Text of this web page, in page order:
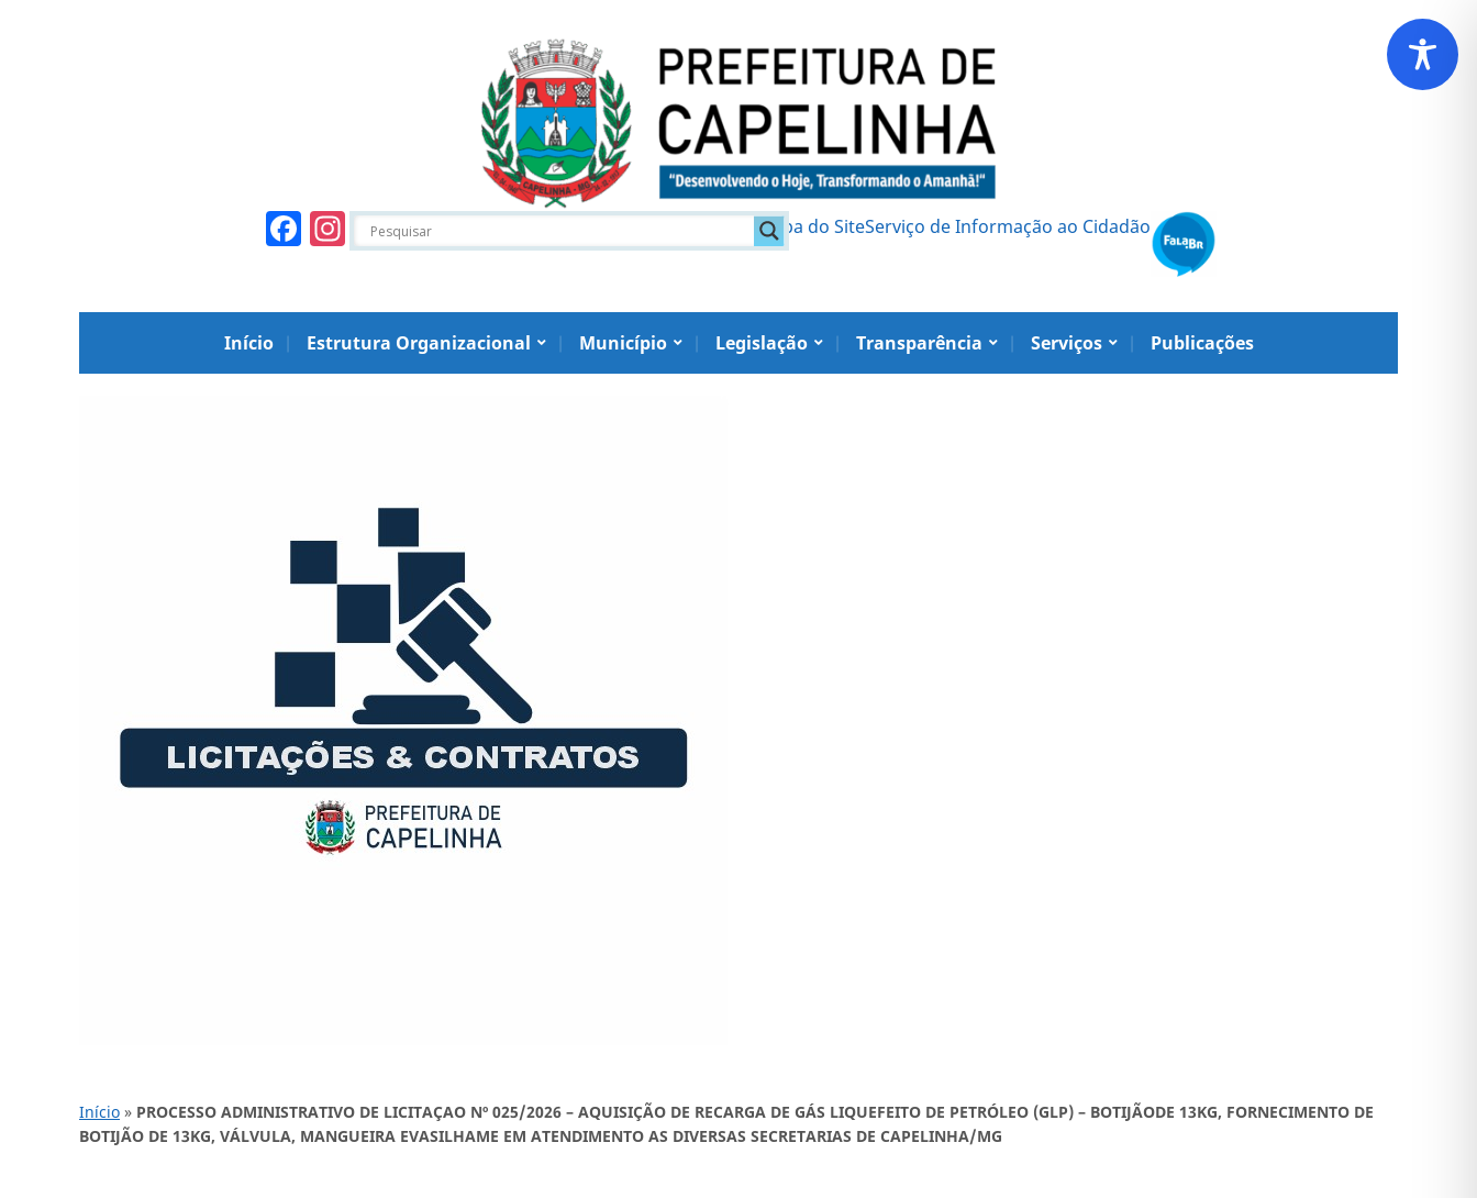
Facebook
Instagram Mapa do SiteServiço de Informação ao Cidadão
Início Estrutura Organizacional Município Legislação Transparência Serviços Publicações
Início » PROCESSO ADMINISTRATIVO DE LICITAÇAO Nº 025/2026 – AQUISIÇÃO DE RECARGA DE GÁS LIQUEFEITO DE PETRÓLEO (GLP) – BOTIJÃODE 13KG, FORNECIMENTO DE
BOTIJÃO DE 13KG, VÁLVULA, MANGUEIRA EVASILHAME EM ATENDIMENTO AS DIVERSAS SECRETARIAS DE CAPELINHA/MG